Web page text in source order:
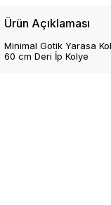
Ürün Açıklaması
Minimal Gotik Yarasa
60 cm Deri İp Kolye